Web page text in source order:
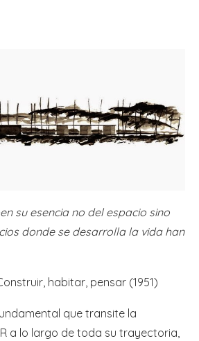
su esencia no del espacio sino
donde se desarrolla la vida han
habitar, pensar (1951)
que transite la
a lo largo de toda su trayectoria,